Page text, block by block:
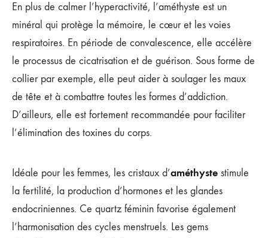
En plus de calmer l’hyperactivité, l’améthyste est un
minéral qui protège la mémoire, le cœur et les voies
respiratoires. En période de convalescence, elle accélère
le processus de cicatrisation et de guérison. Sous forme de
collier par exemple, elle peut aider à soulager les maux
de tête et à combattre toutes les formes d’addiction.
D’ailleurs, elle est fortement recommandée pour faciliter
l’élimination des toxines du corps.
Idéale pour les femmes, les cristaux d’améthyste stimule
la fertilité, la production d’hormones et les glandes
endocriniennes. Ce quartz féminin favorise également
l’harmonisation des cycles menstruels. Les gems